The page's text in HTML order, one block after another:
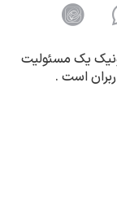
یک مسئولیت
است .